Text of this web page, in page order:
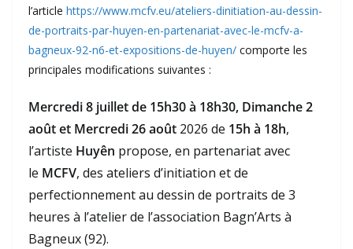
l’article https://www.mcfv.eu/ateliers-dinitiation-au-dessin-
de-portraits-par-huyen-en-partenariat-avec-le-mcfv-a-
bagneux-92-n6-et-expositions-de-huyen/ comporte les
principales modifications suivantes :
Mercredi 8 juillet de 15h30 à 18h30, Dimanche 2
août et Mercredi 26 août 2026 de 15h à 18h,
l’artiste Huyên propose, en partenariat avec
le MCFV, des ateliers d’initiation et de
perfectionnement au dessin de portraits de 3
heures à l’atelier de l’association Bagn’Arts à
Bagneux (92).